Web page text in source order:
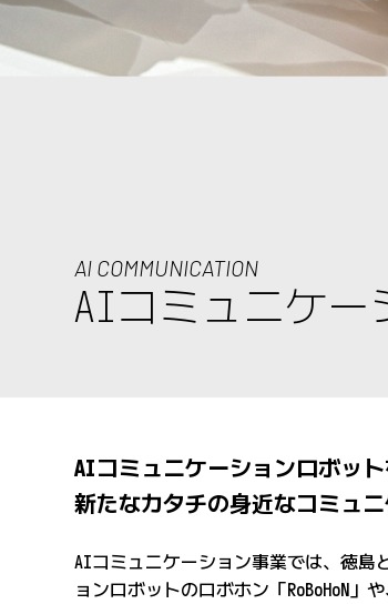
AI COMMUNICATION
AIコミュニケー
AIコミュニケーションロボット
新たなカタチの身近なコミュ
AIコミュニケーション事業では、徳島
ョンロボットのロボホン「RoBoHoN」